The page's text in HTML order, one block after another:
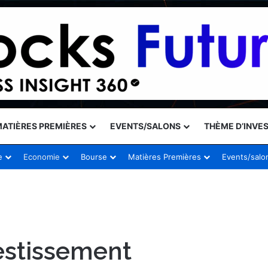
PREMIÈRES EVENTS/SALONS THÈME
Economie Bourse Matières Premières Events/